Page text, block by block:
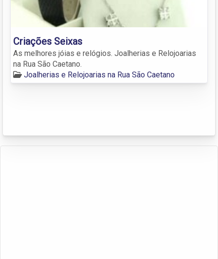
Criações Seixas
As melhores jóias e relógios. Joalherias e Relojoarias
na Rua São Caetano.
Joalherias e Relojoarias na Rua São Caetano